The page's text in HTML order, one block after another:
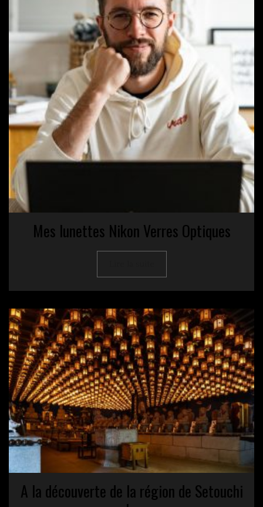
Mes lunettes Nikon Verres Optiques
A la découverte de la région de Setouchi